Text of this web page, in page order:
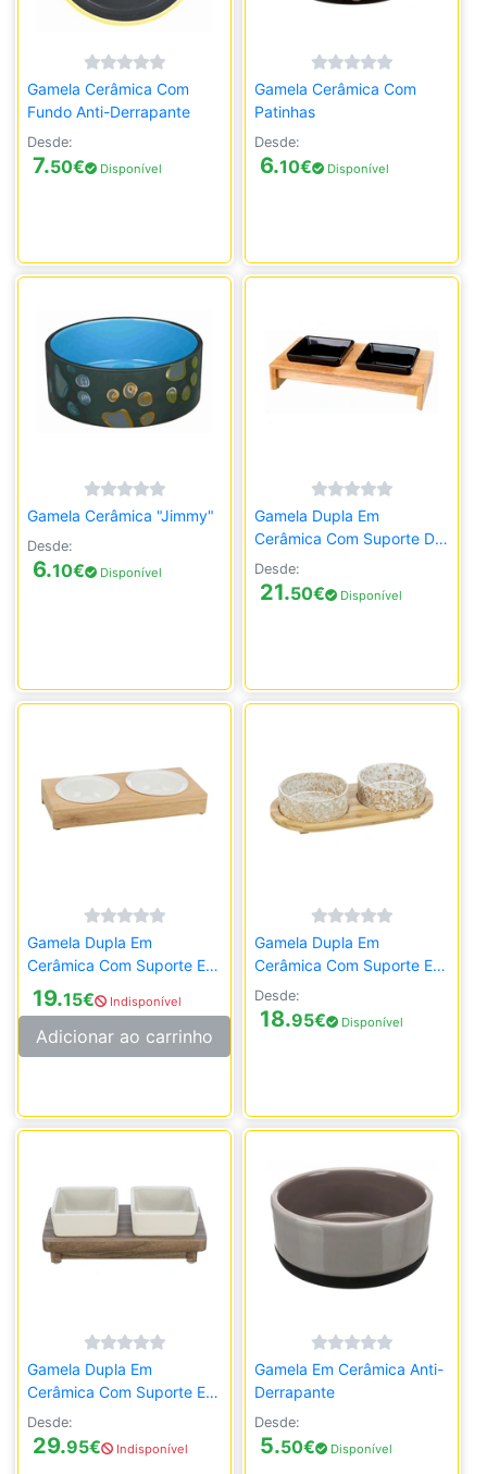
Gamela Cerâmica Com
Fundo Anti-Derrapante
Desde:
7.50€ Disponível
Gamela Cerâmica Com
Patinhas
Desde:
6.10€ Disponível
Gamela Cerâmica "Jimmy"
Desde:
6.10€ Disponível
Gamela Dupla Em
Cerâmica Com Suporte De
Madeira Envernizada
Desde:
21.50€ Disponível
Gamela Dupla Em
Cerâmica Com Suporte Em
Bambu 2x0,25LT/ø12 cm
19.15€ Indisponível
Adicionar ao carrinho
Gamela Dupla Em
Cerâmica Com Suporte Em
Bambu
Desde:
18.95€ Disponível
Gamela Dupla Em
Cerâmica Com Suporte Em
Mdf
Desde:
29.95€ Indisponível
Gamela Em Cerâmica Anti-
Derrapante
Desde:
5.50€ Disponível